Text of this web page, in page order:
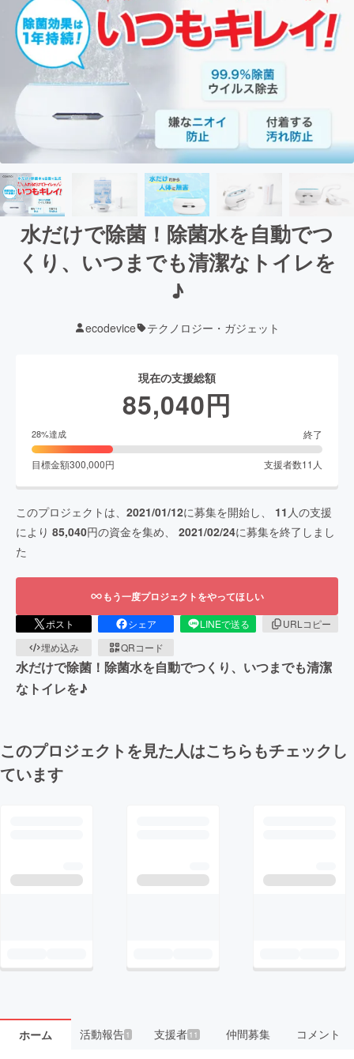
水だけで除菌！除菌水を自動でつ
くり、いつまでも清潔なトイレを
♪
ecodevice テクノロジー・ガジェット
現在の支援総額
85,040円
28%達成 終了
目標金額300,000円 支援者数11 人
このプロジェクトは、 2021/01/12に募集を開始し、 11 人の支援
により 85,040円の資金を集め、 2021/02/24に募集を終了しまし
た
もう一度プロジェクトをやってほしい
ポスト シェア LINEで送る
URLコピー
埋め込み
QRコード
水だけで除菌！除菌水を自動でつくり、いつまでも清潔
なトイレを♪
このプロジェクトを見た人はこちらもチェックし
ています
ホーム 活動報告1 支援者 11 仲間募集 コメント